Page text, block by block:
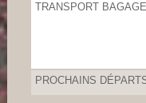
TRANSPORT
PROCHAINS